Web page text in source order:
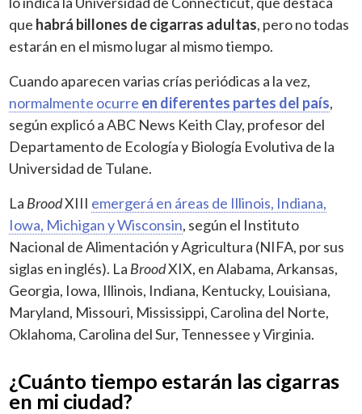
que habrá billones de cigarras adultas, pero no todas
estarán en el mismo lugar al mismo tiempo.
Cuando aparecen varias crías periódicas a la vez,
normalmente ocurre en diferentes partes del país,
según explicó a ABC News Keith Clay, profesor del
Departamento de Ecología y Biología Evolutiva de la
Universidad de Tulane.
La BroodXIII emergerá en áreas de Illinois, Indiana,
Iowa, Michigan y Wisconsin, según el Instituto
Nacional de Alimentación y Agricultura (NIFA, por sus
siglas en inglés). La BroodXIX, en Alabama, Arkansas,
Georgia, Iowa, Illinois, Indiana, Kentucky, Louisiana,
Maryland, Missouri, Mississippi, Carolina del Norte,
Oklahoma, Carolina del Sur, Tennessee y Virginia.
¿Cuánto tiempo estarán las cigarras
en mi ciudad?